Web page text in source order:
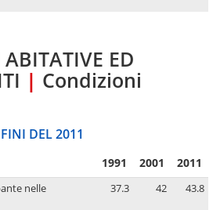
ED
| Condizioni
DEL 2011
1991 2001 2011
nelle
37.3 42 43.8